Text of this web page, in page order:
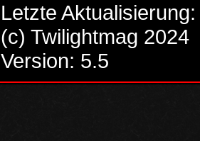
Letzte
(c) Twilightmag 2024
Version: 5.5